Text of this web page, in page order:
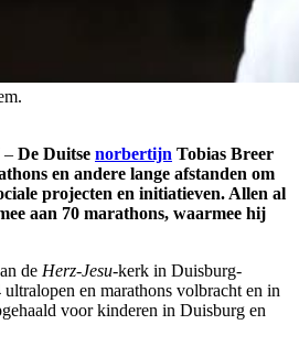
– De Duitse norbertijn Tobias Breer
en andere lange afstanden om
projecten en initiatieven. Allen al
aan 70 marathons, waarmee hij
de Herz-Jesu-kerk in Duisburg-
en marathons volbracht en in
voor kinderen in Duisburg en